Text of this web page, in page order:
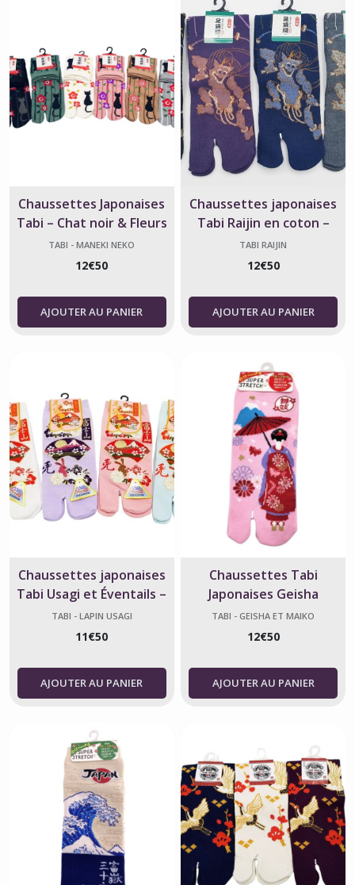
Chaussettes Japonaises
Tabi – Chat noir & Fleurs
de Sakura – Made in Japan
TABI - MANEKI NEKO
12€50
AJOUTER AU PANIER
Chaussettes japonaises
Tabi Raijin en coton –
Fabriquées au Japon
TABI RAIJIN
12€50
AJOUTER AU PANIER
Chaussettes japonaises
Tabi Usagi et Éventails –
coton
TABI - LAPIN USAGI
11€50
AJOUTER AU PANIER
Chaussettes Tabi
Japonaises Geisha
Ombrelle Rose
TABI - GEISHA ET MAIKO
12€50
AJOUTER AU PANIER